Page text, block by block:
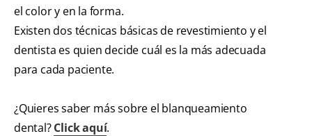
el color y en la forma.
Existen dos técnicas básicas de revestimiento y el
dentista es quien decide cuál es la más adecuada
para cada paciente.
¿Quieres saber más sobre el blanqueamiento
dental?Click aquí.